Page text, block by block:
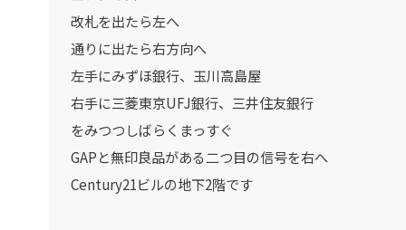
改札を出たら左へ
通りに出たら右方向へ
左手にみずほ銀行、玉川高島屋
右手に三菱東京UFJ銀行、三井住友銀行
をみつつしばらくまっすぐ
GAPと無印良品がある二つ目の信号を右へ
Century21ビルの地下2階です